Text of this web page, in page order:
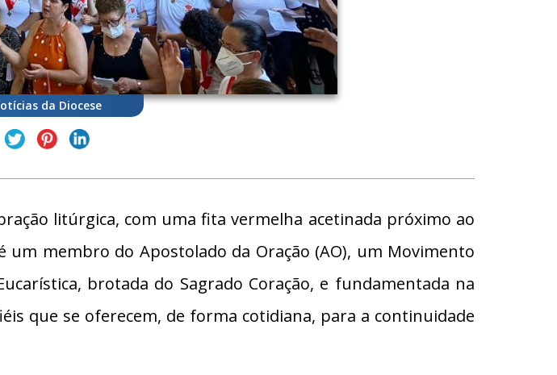
da Diocese
litúrgica, com uma fita vermelha acetinada próximo ao
um membro do Apostolado da Oração (AO), um Movimento
brotada do Sagrado Coração, e fundamentada na
que se oferecem, de forma cotidiana, para a continuidade